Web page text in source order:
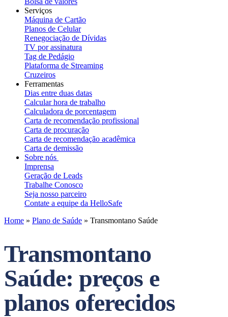
Serviços
Máquina de Cartão
Planos de Celular
Renegociação de Dívidas
TV por assinatura
Tag de Pedágio
Plataforma de Streaming
Cruzeiros
Ferramentas
Dias entre duas datas
Calcular hora de trabalho
Calculadora de porcentagem
Carta de recomendação profissional
Carta de procuração
Carta de recomendação acadêmica
Carta de demissão
Sobre nós
Imprensa
Geração de Leads
Trabalhe Conosco
Seja nosso parceiro
Contate a equipe da HelloSafe
Home » Plano de Saúde » Transmontano Saúde
Transmontano
Saúde: preços e
planos oferecidos